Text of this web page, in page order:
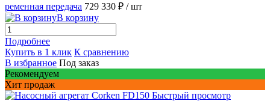
ременная передача 729 330 ₽ / шт
В корзину
Подробнее
Купить в 1 клик К сравнению
В избранное Под заказ
Рекомендуем
Хит продаж
Быстрый просмотр